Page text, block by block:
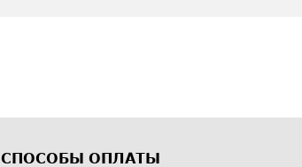
СПОСОБЫ ОПЛАТЫ